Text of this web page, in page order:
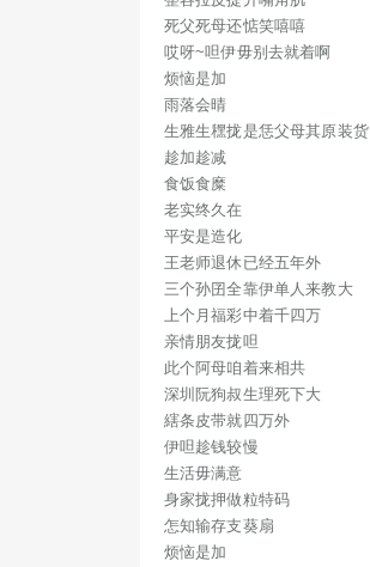
死父死母还惦笑嘻嘻
哎呀~呾伊毋别去就着啊
烦恼是加
雨落会晴
生雅生䆀拢是恁父母其原装货
趁加趁减
食饭食糜
老实终久在
平安是造化
王老师退休已经五年外
三个孙囝全靠伊单人来教大
上个月福彩中着千四万
亲情朋友拢呾
此个阿母咱着来相共
深圳阮狗叔生理死下大
縖条皮带就四万外
伊呾趁钱较慢
生活毋满意
身家拢押做粒特码
怎知输存支葵扇
烦恼是加